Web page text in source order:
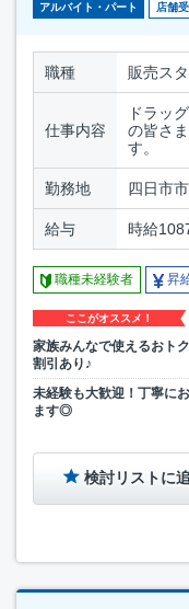
アルバイト・パート 店舗
職種 販売ス
仕事内容
ドラッ
の皆さ
す。
勤務地 四日市市
給与 時給
職種未経験者 昇
ここがオススメ！
家族みんなで使えるおト
割引あり♪
未経験も大歓迎！丁寧に
ます◎
検討リストに